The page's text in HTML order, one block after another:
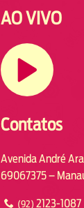
AO VIVO
Contatos
Avenida André
69067375 –
(92) 2123-1087